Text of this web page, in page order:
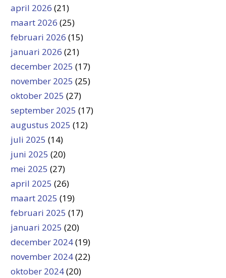
april 2026 (21)
maart 2026 (25)
februari 2026 (15)
januari 2026 (21)
december 2025 (17)
november 2025 (25)
oktober 2025 (27)
september 2025 (17)
augustus 2025 (12)
juli 2025 (14)
juni 2025 (20)
mei 2025 (27)
april 2025 (26)
maart 2025 (19)
februari 2025 (17)
januari 2025 (20)
december 2024(19)
november 2024(22)
oktober 2024(20)